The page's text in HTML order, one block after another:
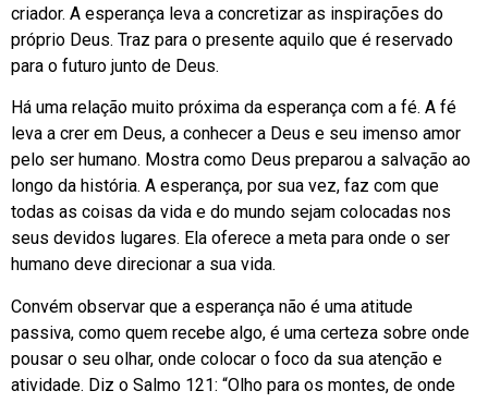
criador. A esperança leva a concretizar as inspirações do
próprio Deus. Traz para o presente aquilo que é reservado
para o futuro junto de Deus.
Há uma relação muito próxima da esperança com a fé. A fé
leva a crer em Deus, a conhecer a Deus e seu imenso amor
pelo ser humano. Mostra como Deus preparou a salvação ao
longo da história. A esperança, por sua vez, faz com que
todas as coisas da vida e do mundo sejam colocadas nos
seus devidos lugares. Ela oferece a meta para onde o ser
humano deve direcionar a sua vida.
Convém observar que a esperança não é uma atitude
passiva, como quem recebe algo, é uma certeza sobre onde
pousar o seu olhar, onde colocar o foco da sua atenção e
atividade. Diz o Salmo 121: “Olho para os montes, de onde